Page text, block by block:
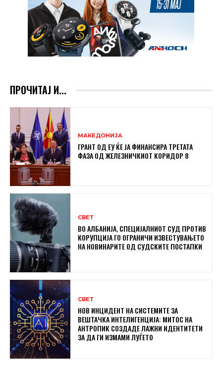
ПРОЧИТАЈ И...
МАКЕДОНИЈА
ГРАНТ ОД ЕУ ЌЕ ЈА ФИНАНСИРА ТРЕТАТА
ФАЗА ОД ЖЕЛЕЗНИЧКИОТ КОРИДОР 8
СВЕТ
ВО АЛБАНИЈА, СПЕЦИЈАЛНИОТ СУД ПРОТИВ
КОРУПЦИЈА ГО ОГРАНИЧИ ИЗВЕСТУВАЊЕТО
НА НОВИНАРИТЕ ОД СУДСКИТЕ ПОСТАПКИ
СВЕТ
НОВ ИНЦИДЕНТ НА СИСТЕМИТЕ ЗА
ВЕШТАЧКА ИНТЕЛИГЕНЦИЈА: МИТОС НА
АНТРОПИК СОЗДАДЕ ЛАЖНИ ИДЕНТИТЕТИ
ЗА ДА ГИ ИЗМАМИ ЛУЃЕТО